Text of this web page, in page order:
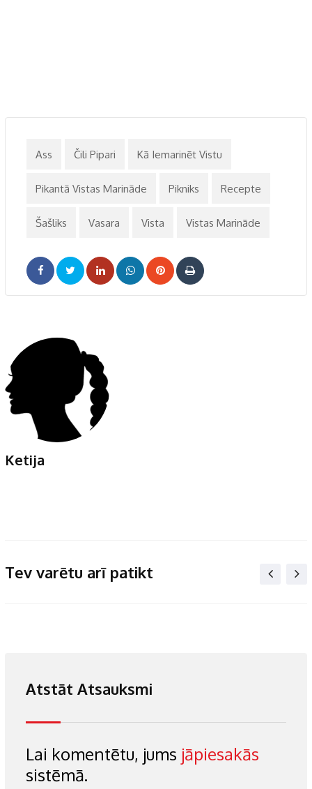
Ass Čili Pipari Kā Iemarinēt Vistu
Pikantā Vistas Marināde Pikniks Recepte
Šašliks Vasara Vista Vistas Marināde
LinkedInWhatsappPinterest
Print
Ketija
Tev varētu arī patikt
Atstāt Atsauksmi
Lai komentētu, jums jāpiesakās
sistēmā.